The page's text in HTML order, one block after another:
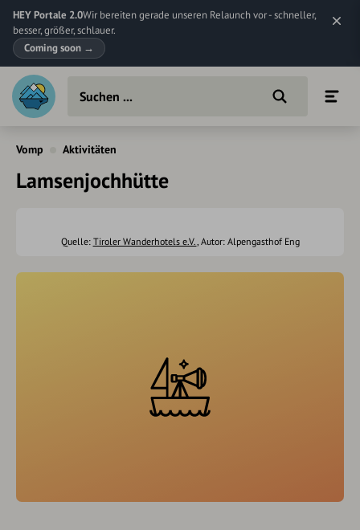
HEY Portale 2.0Wir bereiten gerade unseren Relaunch vor - schneller,
besser, größer, schlauer.
Coming soon →
Vomp Aktivitäten
Lamsenjochhütte
Quelle: Tiroler Wanderhotels e.V., Autor: Alpengasthof Eng